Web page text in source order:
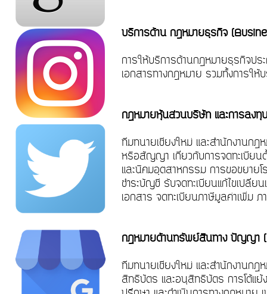
บริการด้าน กฎหมายธุรกิจ
การให้บริการด้านกฎหมายธุรกิจปร
เอกสารทางกฎหมาย รวมทั้งการ
กฎหมายหุ้นส่วนบริษัท และการลง
ทีมทนายเชียงใหม่ และสำนักงานกฎ
หรือสัญญา เกี่ยวกับการจดทะเบียน
และนิคมอุตสาหกรรม การขอขยาย
ชำระบัญชี รับจดทะเบียนแก้ไขเปลี่
เอกสาร จดทะเบียนภาษีมูลค่าเพิ่ม
กฎหมายด้านทรัพย์สินทาง ปัญญา
ทีมทนายเชียงใหม่ และสำนักงานกฎ
สิทธิบัตร และอนุสิทธิบัตร การโต้แย้